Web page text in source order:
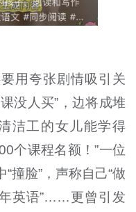
用夸张剧情吸引关
没人买”，边将成堆
洁工的女儿能学得
个课程名额！”一位
撞脸”，声称自己“做
英语”……更曾引发